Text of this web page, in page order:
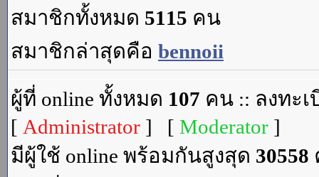
สมาชิกทั้งหมด 5115 คน
สมาชิกล่าสุดคือ bennoii
ผู้ที่ online ทั้งหมด 107 คน :: ลงทะ
[ Administrator ] [ Moderator ]
มีผู้ใช้ online พร้อมกันสูงสุด 30558